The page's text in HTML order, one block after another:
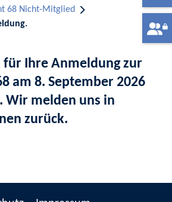
68 Nicht-Mitglied
für Ihre Anmeldung zur
am 8. September 2026
Wir melden uns in
zurück.